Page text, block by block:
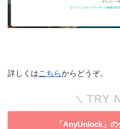
詳しくはこちらからどうぞ。
TRY
「AnyUnlock」